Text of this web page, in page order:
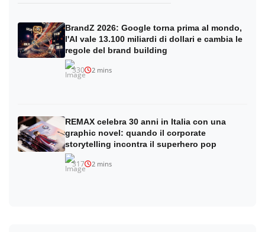
BrandZ 2026: Google torna prima al mondo,
l'AI vale 13.100 miliardi di dollari e cambia le
regole del brand building
330 2 mins
REMAX celebra 30 anni in Italia con una
graphic novel: quando il corporate
storytelling incontra il superhero pop
317 2 mins